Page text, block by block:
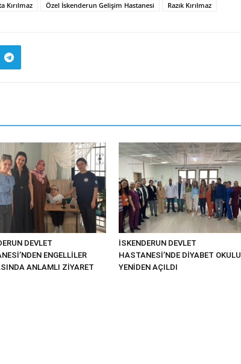
Kırılmaz Özel İskenderun Gelişim Hastanesi Razık Kırılmaz
DEVLET
ENGELLİLER
ANLAMLI ZİYARET
İSKENDERUN DEVLET
HASTANESİ’NDE DİYABET OKULU
YENİDEN AÇILDI